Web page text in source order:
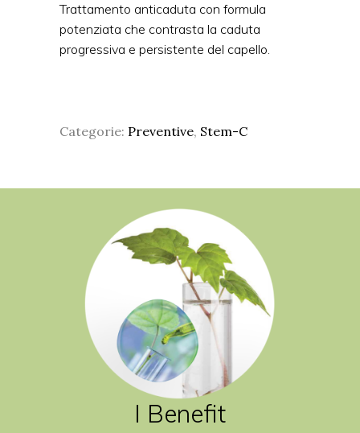
Trattamento anticaduta con formula
potenziata che contrasta la caduta
progressiva e persistente del capello.
Categorie: Preventive, Stem-C
I Benefit